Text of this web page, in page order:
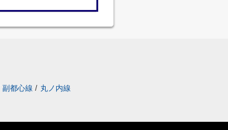
副都心線 / 丸ノ内線